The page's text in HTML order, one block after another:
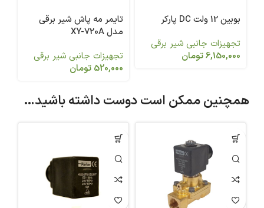
بوبین 12 ولت DC پارکر
تجهیزات جانبی شیر برقی
6,150,000تومان
تایمر مه پاش شیر برقی
مدل XY-720A
تجهیزات جانبی شیر برقی
520,000 تومان
همچنین ممکن است دوست داشته باشید…